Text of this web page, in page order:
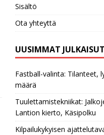
Sisältö
Ota yhteyttä
UUSIMMAT JULKAISUT
Fastball-valinta: Tilanteet,
määrä
Tuulettamistekniikat:
Lantion kierto, Käsipolku
Kilpailukykyisen